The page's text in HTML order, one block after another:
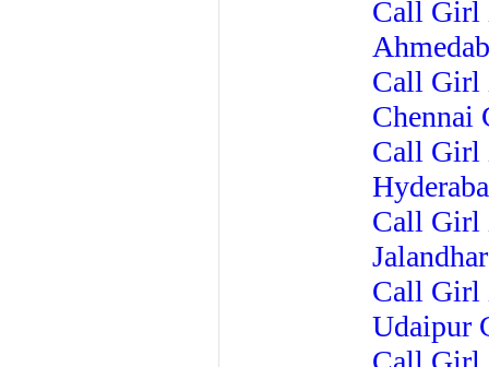
Call Girl
Call Girl
Chennai
Call Girl
Call Girl
Call Girl
Udaipur